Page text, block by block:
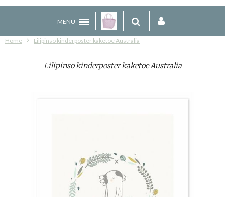
MENU
Home Lilipinso kinderposter kaketoe Australia
Lilipinso kinderposter kaketoe Australia